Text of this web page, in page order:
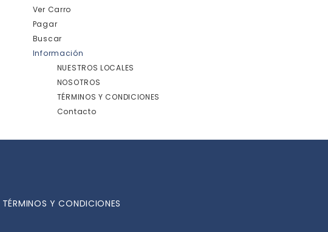
Ver Carro
Pagar
Buscar
Información
NUESTROS LOCALES
NOSOTROS
TÉRMINOS Y CONDICIONES
Contacto
TÉRMINOS Y CONDICIONES